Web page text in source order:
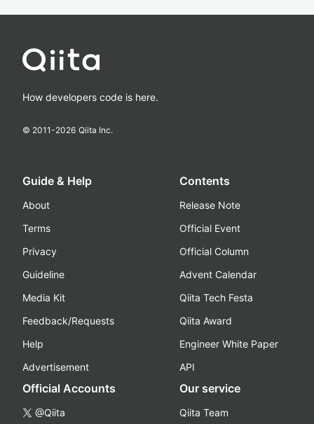
How developers code is here.
© 2011-2026 Qiita Inc.
Guide & Help
About
Terms
Privacy
Guideline
Media Kit
Feedback/Requests
Help
Advertisement
Contents
Release Note
Official Event
Official Column
Advent Calendar
Qiita Tech Festa
Qiita Award
Engineer White Paper
API
Official Accounts
@Qiita
Our service
Qiita Team